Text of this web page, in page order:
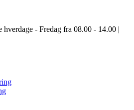
- Fredag fra 08.00 - 14.00 |